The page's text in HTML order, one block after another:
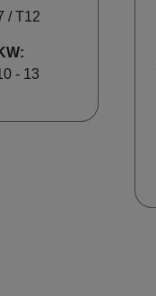
/ T12
- 13